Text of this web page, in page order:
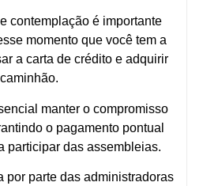
contemplação é importante
momento que você tem a
a carta de crédito e adquirir
manter o compromisso
o pagamento pontual
participar das assembleias.
por parte das administradoras